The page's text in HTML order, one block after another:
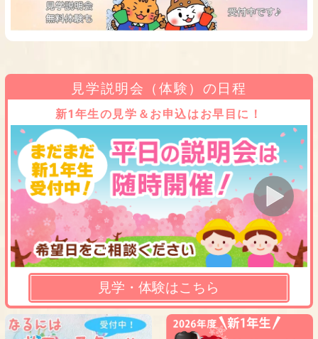
見学説明会（体験）の日程
新1年生の見学＆お申込はお早目に！
見学・体験はこちら